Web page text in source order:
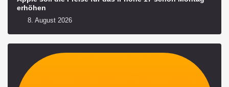
erhöhen
8. August 2026